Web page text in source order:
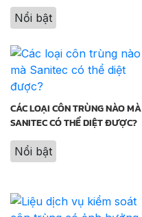
Nổi bật
CÁC LOẠI CÔN TRÙNG NÀO MÀ
SANITEC CÓ THỂ DIỆT ĐƯỢC?
Nổi bật